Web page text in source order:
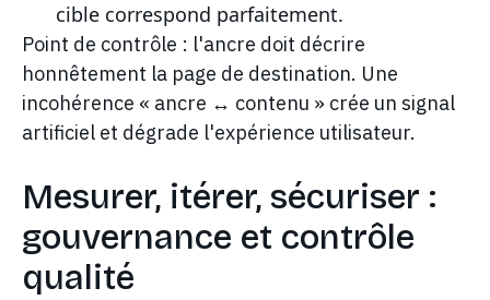
cible correspond parfaitement.
Point de contrôle : l'ancre doit décrire
honnêtement la page de destination. Une
incohérence « ancre ↔ contenu » crée un signal
artificiel et dégrade l'expérience utilisateur.
Mesurer, itérer, sécuriser :
gouvernance et contrôle
qualité